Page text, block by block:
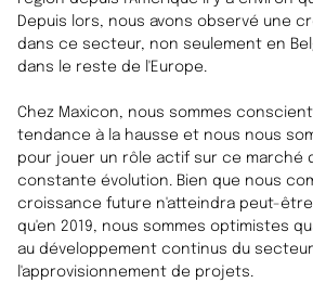
Depuis lors, nous avons observé une
dans ce secteur, non seulement en
dans le reste de l'Europe.
Chez Maxicon, nous sommes
tendance à la hausse et nous nous
pour jouer un rôle actif sur ce marché
constante évolution. Bien que nous
croissance future n'atteindra peut-être
qu'en 2019, nous sommes optimistes
au développement continus du
l'approvisionnement de projets.